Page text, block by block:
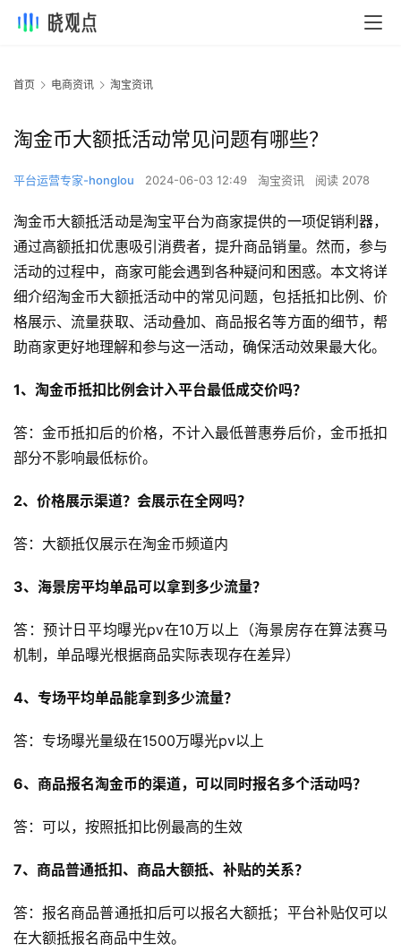
首页 电商资讯 淘宝资讯
淘金币大额抵活动常见问题有哪些？
平台运营专家-honglou 2024-06-03 12:49 淘宝资讯 阅读 2078
淘金币大额抵活动是淘宝平台为商家提供的一项促销利器，
通过高额抵扣优惠吸引消费者，提升商品销量。然而，参与
活动的过程中，商家可能会遇到各种疑问和困惑。本文将详
细介绍淘金币大额抵活动中的常见问题，包括抵扣比例、价
格展示、流量获取、活动叠加、商品报名等方面的细节，帮
助商家更好地理解和参与这一活动，确保活动效果最大化。
1、淘金币抵扣比例会计入平台最低成交价吗？
答：金币抵扣后的价格，不计入最低普惠券后价，金币抵扣
部分不影响最低标价。
2、价格展示渠道？会展示在全网吗？
答：大额抵仅展示在淘金币频道内
3、海景房平均单品可以拿到多少流量？
答：预计日平均曝光pv在10万以上（海景房存在算法赛马
机制，单品曝光根据商品实际表现存在差异）
4、专场平均单品能拿到多少流量？
答：专场曝光量级在1500万曝光pv以上
6、商品报名淘金币的渠道，可以同时报名多个活动吗？
答：可以，按照抵扣比例最高的生效
7、商品普通抵扣、商品大额抵、补贴的关系？
答：报名商品普通抵扣后可以报名大额抵；平台补贴仅可以
在大额抵报名商品中生效。